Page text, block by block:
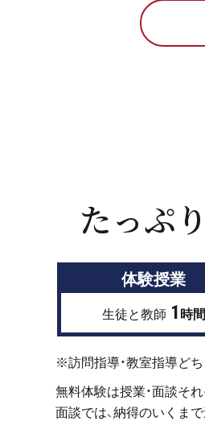
たっぷ
体験授業
生徒と教師 1 時間
※訪問指導・教室指導ど
無料体験は授業・面談そ
面談では、納得のいくま